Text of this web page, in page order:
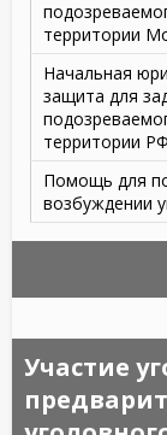
территории
Начальная
защита для
территории РФ
Помощь для
возбуждении
Участие